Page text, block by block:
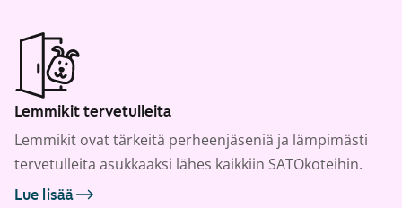
Lemmikit tervetulleita
Lemmikit ovat tärkeitä perheenjäseniä ja lämpimästi
tervetulleita asukkaaksi lähes kaikkiin SATOkoteihin.
Lue lisää